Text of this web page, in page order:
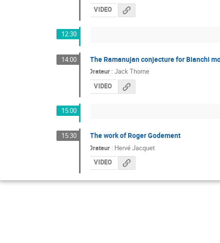
VIDEO
12:30
14:00 The Ramanujan conjecture for Bianchi
Orateur :Jack Thorne
VIDEO
15:00
15:30 The work of Roger Godement
Orateur : Hervé Jacquet
VIDEO